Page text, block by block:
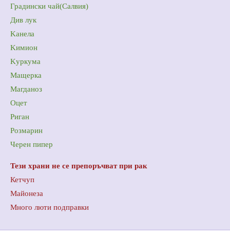
Градински чай(Салвия)
Див лук
Kанела
Kимион
Kуркума
Mащерка
Mагданоз
Oцет
Риган
Розмарин
Черен пипер
Тези храни не се препоръчват при рак
Кетчуп
Mайонеза
Mного люти подправки